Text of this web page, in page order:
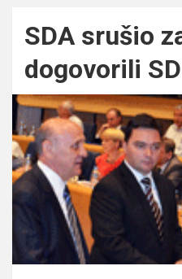
SDA srušio
dogovorili